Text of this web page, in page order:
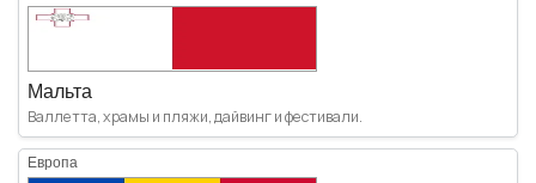
Мальта
Валлетта, храмы и пляжи, дайвинг и фестивали.
Европа